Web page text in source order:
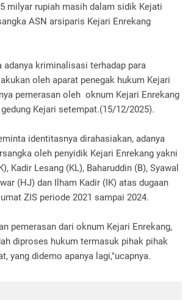
milyar rupiah masih dalam sidik Kejati
ASN arsiparis Kejari Enrekang
adanya kriminalisasi terhadap para
oleh aparat penegak hukum Kejari
pemerasan oleh oknum Kejari Enrekang
Kejari setempat.(15/12/2025).
identitasnya dirahasiakan, adanya
oleh penyidik Kejari Enrekang yakni
Kadir Lesang (KL), Baharuddin (B), Syawal
(HJ) dan Ilham Kadir (IK) atas dugaan
ZIS periode 2021 sampai 2024.
pemerasan dari oknum Kejari Enrekang,
diproses hukum termasuk pihak pihak
yang didemo apanya lagi,"ucapnya.